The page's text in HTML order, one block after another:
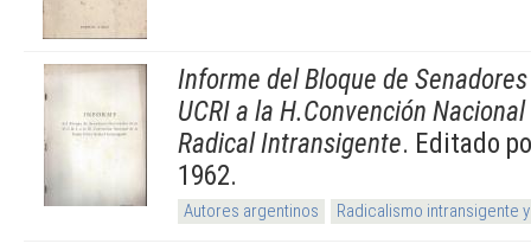
Informe del Bloque de
UCRI a la H.Convención
Radical Intransigente. Editado
1962.
Autores argentinos Radicalismo intransigente